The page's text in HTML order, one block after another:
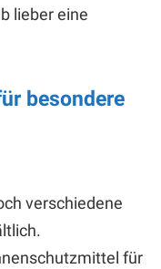
lieber eine
besondere
verschiedene
für